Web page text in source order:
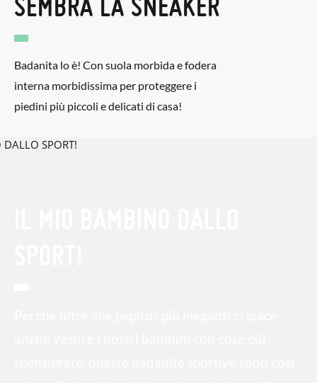
Badanita lo è! Con suola morbida e fodera
interna morbidissima per proteggere i
piedini più piccoli e delicati di casa!